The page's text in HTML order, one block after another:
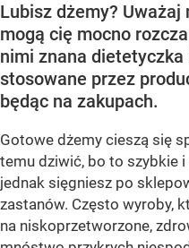
Lubisz dżemy?
mogą cię mocno
nimi znana
stosowane przez
będąc na zakupach.
Gotowe dżemy cieszą się
temu dziwić, bo to szybkie
jednak sięgniesz po
zastanów. Często wyroby,
na niskoprzetworzone,